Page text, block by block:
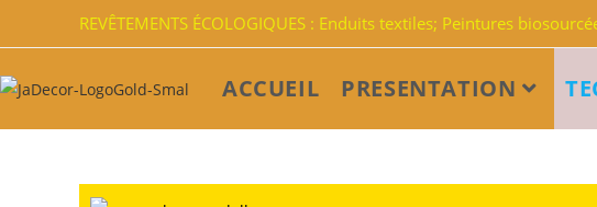
REVÊTEMENTS ÉCOLOGIQUES : Enduits textiles; Peintures
ACCUEIL PRESENTATION